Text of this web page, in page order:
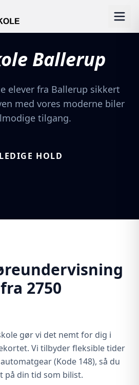
Ballerup
elever fra Ballerup sikkert
med vores moderne biler
tilgang.
HOLD
2750
gør vi det nemt for dig i
Vi tilbyder fleksible tider
(Kode 148), så du
på din tid som bilist.